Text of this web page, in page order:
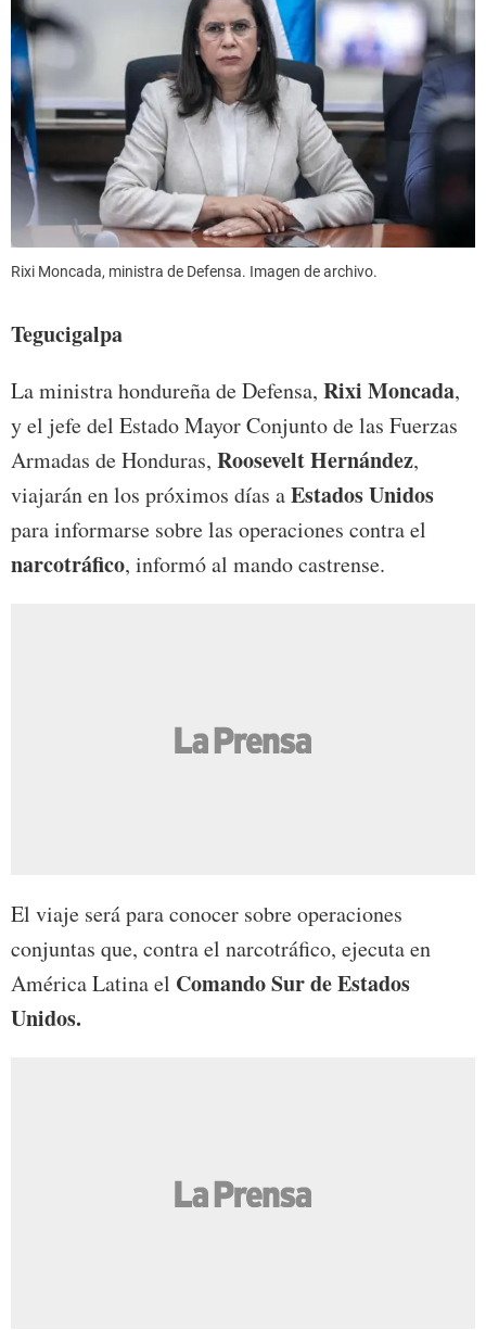
Rixi Moncada, ministra de Defensa. Imagen de archivo.
Tegucigalpa
La ministra hondureña de Defensa, Rixi Moncada,
y el jefe del Estado Mayor Conjunto de las Fuerzas
Armadas de Honduras, Roosevelt Hernández,
viajarán en los próximos días aEstados Unidos
para informarse sobre las operaciones contra el
narcotráfico, informó al mando castrense.
El viaje será para conocer sobre operaciones
conjuntas que, contra el narcotráfico, ejecuta en
América Latina el Comando Sur de Estados
Unidos.